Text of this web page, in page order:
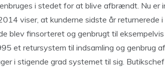
i stedet for at blive afbrændt. Nu er
viser, at kunderne sidste år returnerede
blev finsorteret og genbrugt til
et retursystem til indsamling og genbrug
i stigende grad systemet til sig.